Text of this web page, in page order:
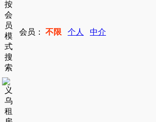
会员： 不限 个人 中介